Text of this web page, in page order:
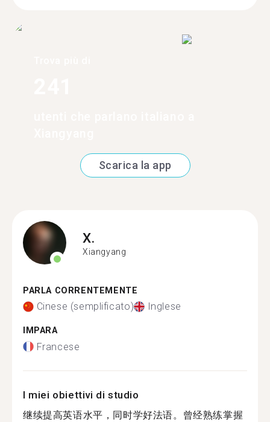
Scarica la app
X.
Xiangyang
PARLA CORRENTEMENTE
Cinese (semplificato) Inglese
IMPARA
Francese
I miei obiettivi di studio
继续提高英语水平，同时学好法语。曾经熟练掌握